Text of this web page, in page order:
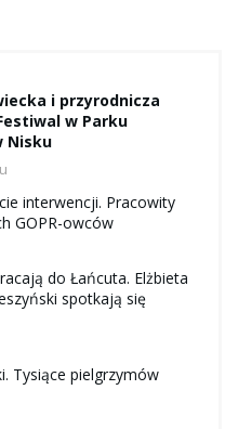
i przyrodnicza
w Parku
Nisku
interwencji. Pracowity
GOPR-owców
do Łańcuta. Elżbieta
spotkają się
Tysiące pielgrzymów